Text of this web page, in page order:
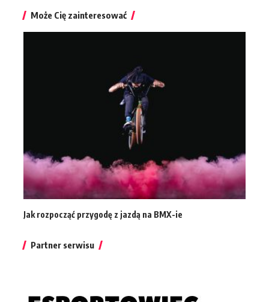
Może Cię zainteresować
Jak rozpocząć przygodę z jazdą na BMX-ie
Partner serwisu